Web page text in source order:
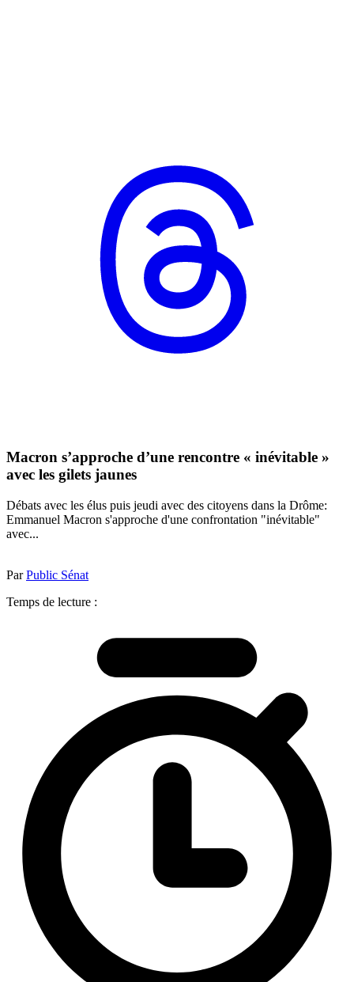
Macron s’approche d’une rencontre « inévitable »
avec les gilets jaunes
Débats avec les élus puis jeudi avec des citoyens dans la Drôme:
Emmanuel Macron s'approche d'une confrontation "inévitable"
avec...
ParPublic Sénat
Temps de lecture :